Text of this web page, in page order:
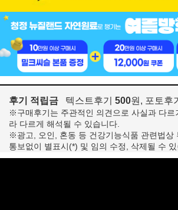
후기 적립금 텍스트후기 500원, 포토후
※구매후기는 주관적인 의견으로 사실과 다르
라 다르게 해석될 수 있습니다.
※광고, 오인, 혼동 등 건강기능식품 관련법상
통보없이 별표시(*) 및 임의 수정, 삭제될 수